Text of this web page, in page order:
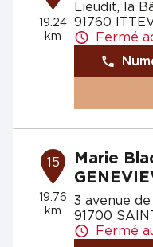
19.24
km
Lieudit, la
91760
Fermé
15
19.76
km
Marie
3 avenue
91700
Fermé